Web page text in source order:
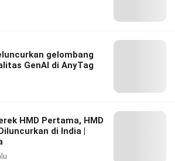
gelombang
GenAI di AnyTag
HMD Pertama, HMD
di India |